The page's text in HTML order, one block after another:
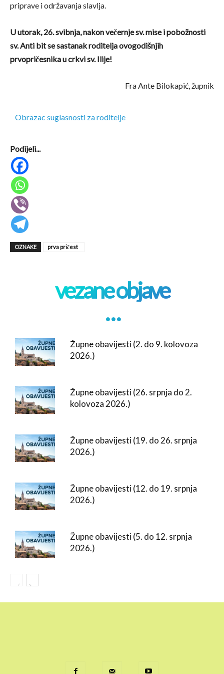
priprave i održavanja slavlja.
U utorak, 26. svibnja, nakon večernje sv. mise i pobožnosti
sv. Anti bit se sastanak roditelja ovogodišnjih
prvopričesnika u crkvi sv. Ilije!
Fra Ante Bilokapić, župnik
Obrazac suglasnosti za roditelje
Podijeli...
OZNAKE prva pričest
vezane objave
. . .
Župne obavijesti (2. do 9. kolovoza
2026.)
Župne obavijesti (26. srpnja do 2.
kolovoza 2026.)
Župne obavijesti (19. do 26. srpnja
2026.)
Župne obavijesti (12. do 19. srpnja
2026.)
Župne obavijesti (5. do 12. srpnja
2026.)